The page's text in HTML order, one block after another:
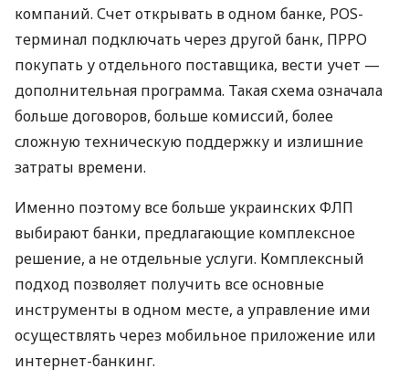
компаний. Счет открывать в одном банке, POS-
терминал подключать через другой банк, ПРРО
покупать у отдельного поставщика, вести учет —
дополнительная программа. Такая схема означала
больше договоров, больше комиссий, более
сложную техническую поддержку и излишние
затраты времени.
Именно поэтому все больше украинских ФЛП
выбирают банки, предлагающие комплексное
решение, а не отдельные услуги. Комплексный
подход позволяет получить все основные
инструменты в одном месте, а управление ими
осуществлять через мобильное приложение или
интернет-банкинг.